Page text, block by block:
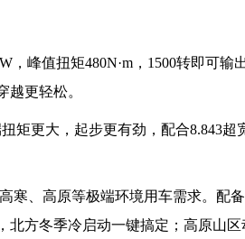
，峰值扭矩480N·m，1500转即可输
更轻松。
矩更大，起步更有劲，配合8.843超
寒、高原等极端环境用车需求。配
北方冬季冷启动一键搞定；高原山区